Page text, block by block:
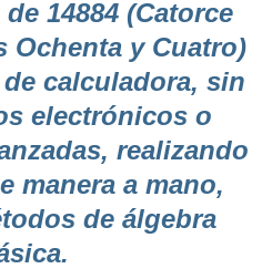
14884 (Catorce
Ochenta y Cuatro)
calculadora, sin
electrónicos o
realizando
manera a mano,
de álgebra